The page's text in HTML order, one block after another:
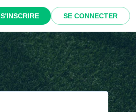
S'INSCRIRE SE CONNECTER